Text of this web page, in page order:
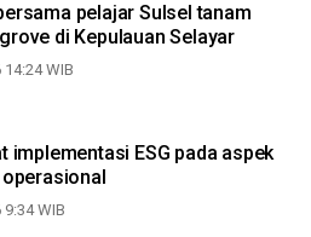
pelajar Sulsel tanam
di Kepulauan Selayar
WIB
implementasi ESG pada aspek
WIB